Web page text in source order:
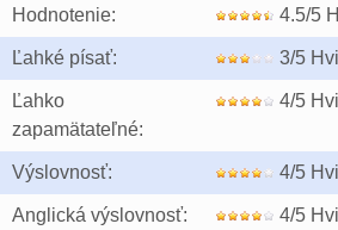
Hodnotenie: 4.5/5
Ľahké písať: 3/5
Ľahko
zapamätateľné:
4/5
Výslovnosť: 4/5
Anglická výslovnosť: 4/5